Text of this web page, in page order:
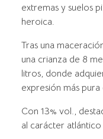
extremas y suelos
heroica.
Tras una
una crianza de 8
litros, donde
expresión más
Con 13% vol.,
al carácter